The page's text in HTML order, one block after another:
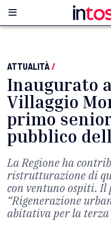
ATTUALITÀ/
Inaugurato
Villaggio
primo
pubblico
La Regione ha
ristrutturazione di
con ventuno ospiti.
“Rigenerazione
abitativa per la terza